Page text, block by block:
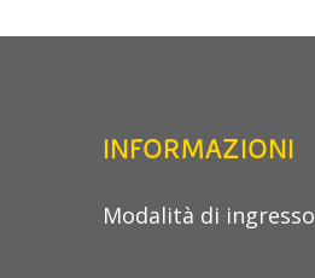
INFORMAZIONI
Modalità di ingresso